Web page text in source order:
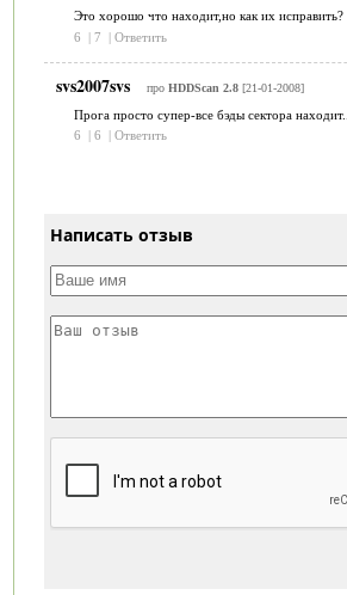
Это хорошо что находит,но как их исправить?
6
| 7 | Ответить
svs2007svs про HDDScan 2.8[21-01-2008]
Прога просто супер-все бэды сектора находит...
6
| 6 | Ответить
Написать отзыв